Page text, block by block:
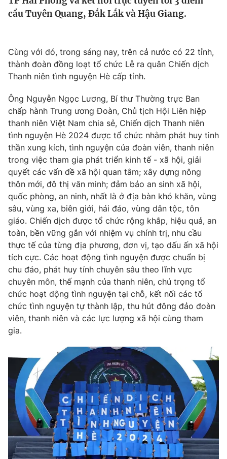
Thế giới đó đây
Góc doanh nghiệp
Truyền hình
Phim VTV
Hậu trường
Nhân vật
Khán giả
Giải sao mai
Điện ảnh
Âm nhạc
Sao
Đời sống
Du lịch
Làm đẹp
Chất lượng cuộc sống
Giáo dục
Tuyển sinh
Học trực tuyến
Công nghệ
Hitech Công nghệ tương lai
Sản phẩm
Thị trường
Tư vấn
Giao lưu trực tuyến
Lịch phát sóng
Chuyên mục khác
Emagazine Podcast
Photo Infographic
Shorts video
VTV Money VTV Thể thao
VTV Sức khoẻ Bất động sản
Thị trường 24h Tấm lòng Việt
cầu Tuyên Quang, Đắk Lắk và Hậu Giang.
Cùng với đó, trong sáng nay, trên cả nước có 22 tỉnh,
thành đoàn đồng loạt tổ chức Lễ ra quân Chiến dịch
Thanh niên tình nguyện Hè cấp tỉnh.
Ông Nguyễn Ngọc Lương, Bí thư Thường trực Ban
chấp hành Trung ương Đoàn, Chủ tịch Hội Liên hiệp
thanh niên Việt Nam chia sẻ, Chiến dịch Thanh niên
tình nguyện Hè 2024 được tổ chức nhằm phát huy tinh
thần xung kích, tình nguyện của đoàn viên, thanh niên
trong việc tham gia phát triển kinh tế - xã hội, giải
quyết các vấn đề xã hội quan tâm; xây dựng nông
thôn mới, đô thị văn minh; đảm bảo an sinh xã hội,
quốc phòng, an ninh, nhất là ở địa bàn khó khăn, vùng
sâu, vùng xa, biên giới, hải đảo, vùng dân tộc, tôn
giáo. Chiến dịch được tổ chức rộng khắp, hiệu quả, an
toàn, bền vững gắn với nhiệm vụ chính trị, nhu cầu
thực tế của từng địa phương, đơn vị, tạo dấu ấn xã hội
tích cực. Các hoạt động tình nguyện được chuẩn bị
chu đáo, phát huy tính chuyên sâu theo lĩnh vực
chuyên môn, thế mạnh của thanh niên, chú trọng tổ
chức hoạt động tình nguyện tại chỗ, kết nối các tổ
chức tình nguyện tự thành lập, thu hút đông đảo đoàn
viên, thanh niên và các lực lượng xã hội cùng tham
gia.